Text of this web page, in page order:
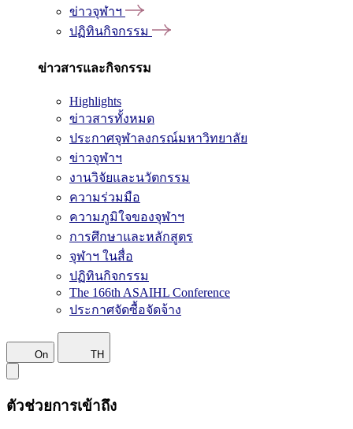
ข่าวจุฬาฯ
ปฏิทินกิจกรรม
ข่าวสารและกิจกรรม
Highlights
ข่าวสารทั้งหมด
ประกาศจุฬาลงกรณ์มหาวิทยาลัย
ข่าวจุฬาฯ
งานวิจัยและนวัตกรรม
ความร่วมมือ
ความภูมิใจของจุฬาฯ
การศึกษาและหลักสูตร
จุฬาฯ ในสื่อ
ปฏิทินกิจกรรม
The 166th ASAIHL Conference
ประกาศจัดซื้อจัดจ้าง
On TH
ตัวช่วยการเข้าถึง